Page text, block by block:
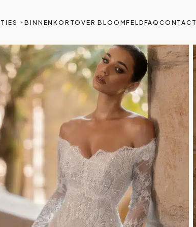
BINNENKORTOVER BLOOMFELDFAQCONTACT